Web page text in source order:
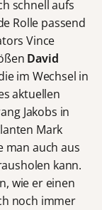
schnell aufs
Rolle passend
Vince
David
im Wechsel in
aktuellen
Jakobs in
Mark
man auch aus
kann.
wie er einen
noch immer